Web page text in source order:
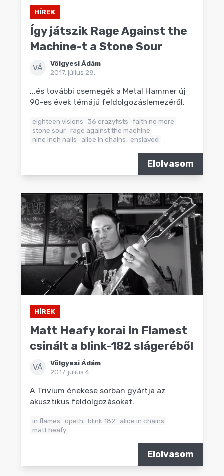
HÍREK
Így játszik Rage Against the
Machine-t a Stone Sour
VÁ
Völgyesi Ádám
2017. július 28.
...és további csemegék a Metal Hammer új
90-es évek témájú feldolgozáslemezéről.
eighteen visions 36 crazyfists
faith no more
stone sour rage against the machine
nine inch nails
alice in chains enslaved
Elolvasom
HÍREK
Matt Heafy korai In Flamest
csinált a blink-182 slágeréből
VÁ
Völgyesi Ádám
2017. július 4.
A Trivium énekese sorban gyártja az
akusztikus feldolgozásokat.
in flames opeth blink 182
alice in chains
matt heafy
Elolvasom